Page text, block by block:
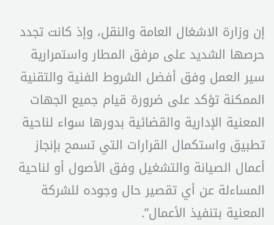
إن وزارة الاشغال العامة والنقل، وإذ كانت تجدد
حرصها الشديد على مرفق المطار واستمرارية
سير العمل وفق أفضل الشروط الفنية والتقنية
الممكنة تؤكد على ضرورة قيام جميع الجهات
المعنية الإدارية والقضائية بدورها سواء لناحية
تطبيق واستكمال القرارات التي تسمح بإنجاز
أعمال الصيانة والتشغيل وفق الأصول أو لناحية
المساءلة عن أي تقصير حال وجوده للشركة
المعنية بتنفيذ الأعمال”.